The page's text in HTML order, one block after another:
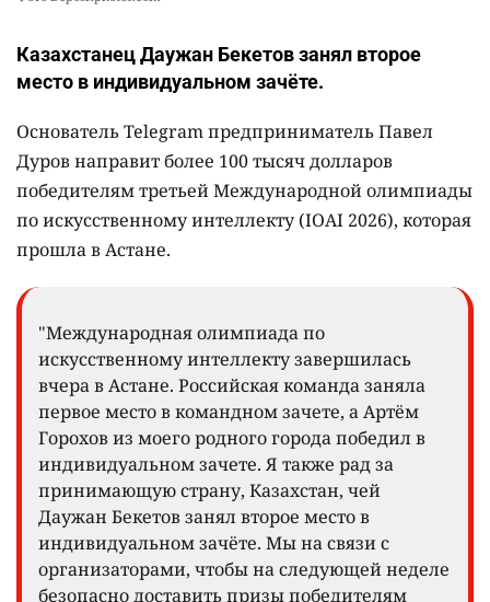
Казахстанец Даужан Бекетов занял второе
место в индивидуальном зачёте.
Основатель Telegram предприниматель Павел
Дуров направит более 100 тысяч долларов
победителям третьей Международной олимпиады
по искусственному интеллекту (IOAI 2026), которая
прошла в Астане.
"Международная олимпиада по
искусственному интеллекту завершилась
вчера в Астане. Российская команда заняла
первое место в командном зачете, а Артём
Горохов из моего родного города победил в
индивидуальном зачете. Я также рад за
принимающую страну, Казахстан, чей
Даужан Бекетов занял второе место в
индивидуальном зачёте. Мы на связи с
организаторами, чтобы на следующей неделе
безопасно доставить призы победителям